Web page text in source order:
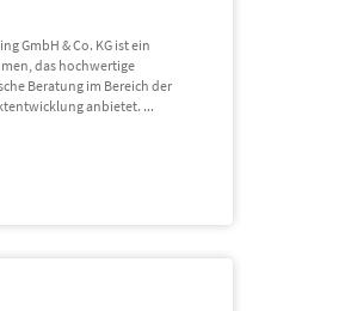
GmbH & Co. KG ist ein
das hochwertige
Beratung im Bereich der
anbietet. ...